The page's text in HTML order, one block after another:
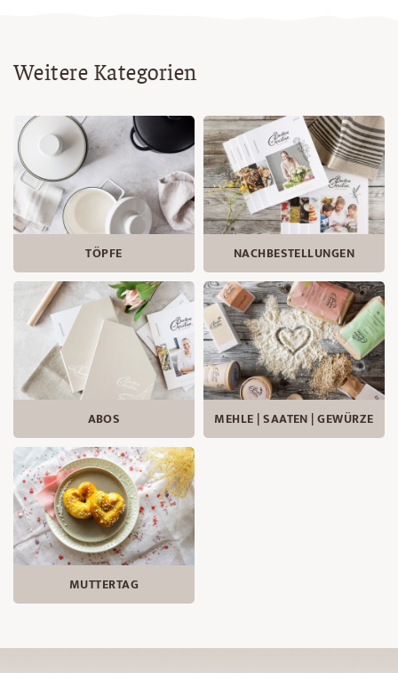
Weitere Kategorien
TÖPFE NACHBESTELLUNGEN
ABOS MEHLE | SAATEN | GEWÜRZE
MUTTERTAG